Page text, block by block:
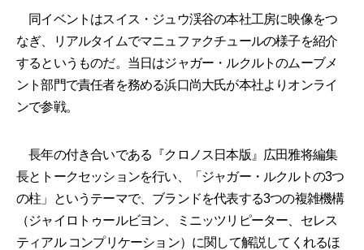
同イベントはスイス・ジュウ渓谷の本社工房に映像をつ
なぎ、リアルタイムでマニュファクチュールの様子を紹介
するというものだ。当日はジャガー・ルクルトのムーブメ
ント部門で責任者を務める浜口尚大氏が本社よりオンライ
ンで参戦。
長年の付き合いである『クロノス日本版』広田雅将編集
長とトークセッションを行い、「ジャガー・ルクルトの3つ
の柱」というテーマで、ブランドを代表する3つの複雑機構
（ジャイロトゥールビヨン、ミニッツリピーター、セレス
ティアル コンプリケーション）に関して解説してくれるほ